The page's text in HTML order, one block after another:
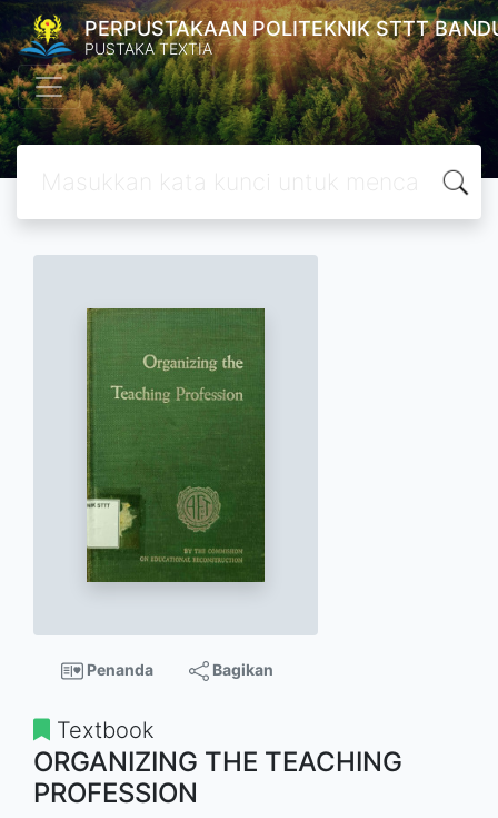
PERPUSTAKAAN POLITEKNIK STTT
PUSTAKA TEXTIA
Penanda Bagikan
Textbook
ORGANIZING THE TEACHING
PROFESSION